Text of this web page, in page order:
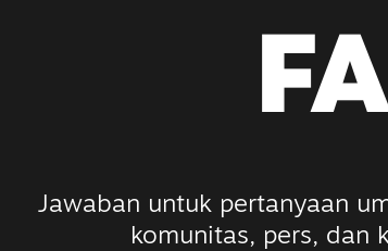
Jawaban untuk pertanyaan
komunitas, pers, dan